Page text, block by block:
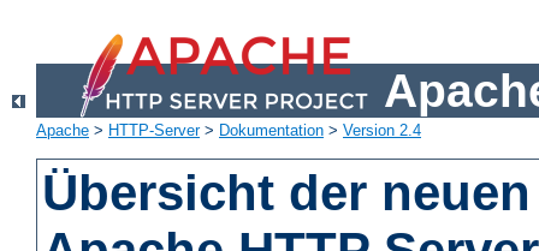
Apache > HTTP-Server> Dokumentation > Version 2.4
Übersicht der